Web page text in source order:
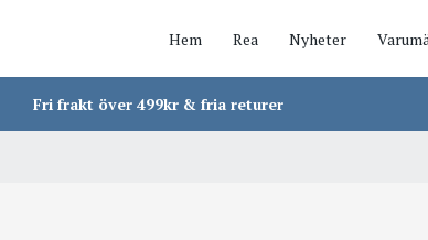
Hem Rea Nyheter
Fri frakt över 499kr & fria returer